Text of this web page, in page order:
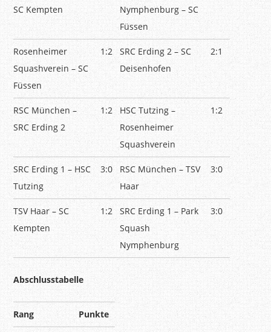
SC Kempten
Nymphenburg – SC
Füssen
Rosenheimer
Squashverein – SC
Füssen
1:2
SRC Erding 2 – SC
Deisenhofen
2:1
RSC München –
SRC Erding 2
1:2
HSC Tutzing –
Rosenheimer
Squashverein
1:2
SRC Erding 1 – HSC
Tutzing
3:0
RSC München – TSV
Haar
3:0
TSV Haar – SC
Kempten
1:2
SRC Erding 1 – Park
Squash
Nymphenburg
3:0
Abschlusstabelle
Rang Punkte